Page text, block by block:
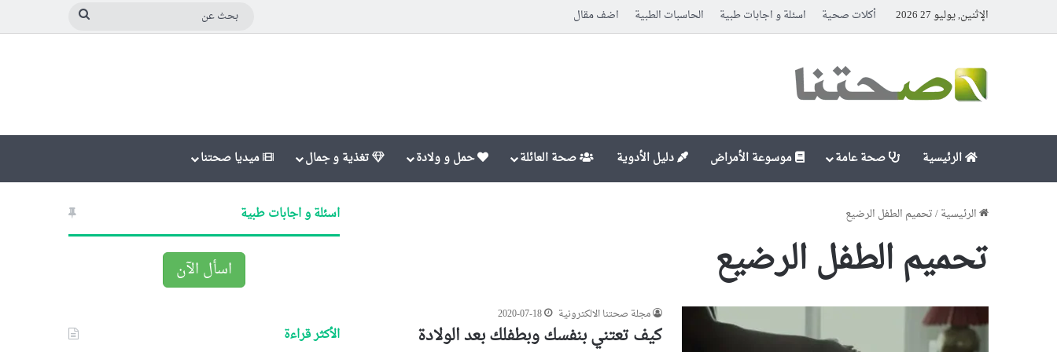
الإثنين, يوليو 27 2026 أكلات صحية اسئلة و اجابات طبية الحاسبات الطبية اضف مقال
الرئيسية صحة عامة موسوعة الأمراض دليل الأدوية صحة العائلة حمل و ولادة تغذية و جمال ميديا صحتنا
الرئيسية/تحميم الطفل الرضيع
تحميم الطفل الرضيع
مجلة صحتنا الالكترونية 2020-07-18
كيف تعتني بنفسك وبطفلك بعد الولادة
اسئلة و اجابات طبية
اسأل الآن
الأكثر قراءة